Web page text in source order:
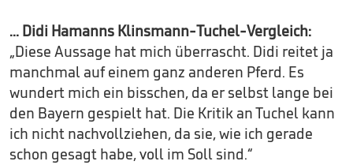
... Didi Hamanns Klinsmann-Tuchel-Vergleich:
„Diese Aussage hat mich überrascht. Didi reitet ja
manchmal auf einem ganz anderen Pferd. Es
wundert mich ein bisschen, da er selbst lange bei
den Bayern gespielt hat. Die Kritik an Tuchel kann
ich nicht nachvollziehen, da sie, wie ich gerade
schon gesagt habe, voll im Soll sind.“